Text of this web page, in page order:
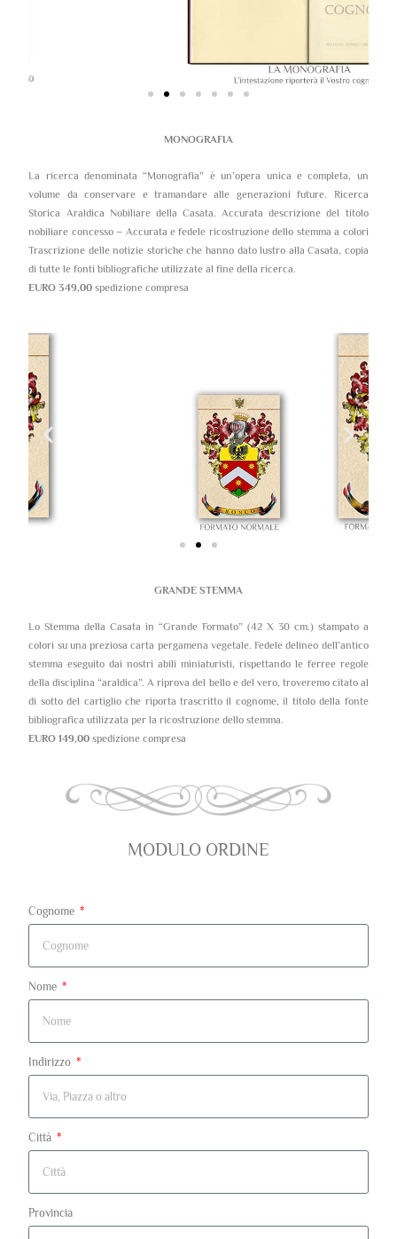
MONOGRAFIA
La ricerca denominata “Monografia” è un’opera unica e completa, un
volume da conservare e tramandare alle generazioni future. Ricerca
Storica Araldica Nobiliare della Casata. Accurata descrizione del titolo
nobiliare concesso – Accurata e fedele ricostruzione dello stemma a colori
Trascrizione delle notizie storiche che hanno dato lustro alla Casata, copia
di tutte le fonti bibliografiche utilizzate al fine della ricerca.
EURO 349,00 spedizione compresa
GRANDE STEMMA
Lo Stemma della Casata in “Grande Formato” (42 X 30 cm.) stampato a
colori su una preziosa carta pergamena vegetale. Fedele delineo dell’antico
stemma eseguito dai nostri abili miniaturisti, rispettando le ferree regole
della disciplina “araldica”. A riprova del bello e del vero, troveremo citato al
di sotto del cartiglio che riporta trascritto il cognome, il titolo della fonte
bibliografica utilizzata per la ricostruzione dello stemma.
EURO 149,00 spedizione compresa
MODULO ORDINE
Cognome
Nome
Indirizzo
Città
Provincia